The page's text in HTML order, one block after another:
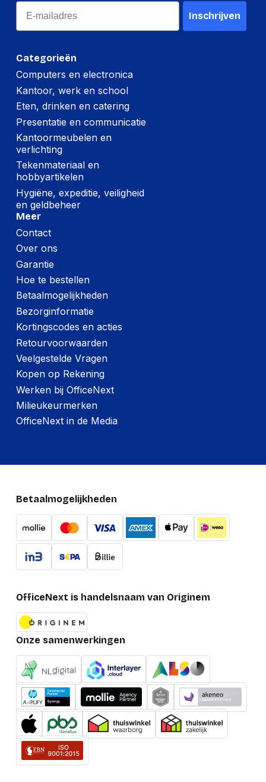
Categorieën
Computers en electronica
Kantoor, werk en school
Eten, drinken en catering
Presentatie en communicatie
Kantoormeubelen en
verlichting
Tekenmateriaal en
hobbyartikelen
Hygiëne, expeditie, veiligheid
en geldbeheer
Meer
Contact
Over ons
Garantie
Hoe te bestellen
Betaalmogelijkheden
Bezorginformatie
Kortingscodes en acties
Retourvoorwaarden
Veelgestelde Vragen
Kopen op Rekening
Werken bij OfficeNext
Milieukeurmerken
OfficeNext in de Media
Email
Inschrijven
Betaalmogelijkheden
OfficeNext is handelsnaam van Originem
Onze samenwerkingen